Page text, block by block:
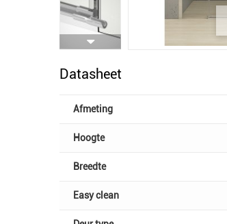
Datasheet
Afmeting
Hoogte
Breedte
Easy clean